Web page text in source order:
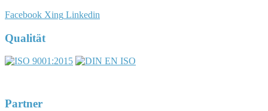
Facebook Xing Linkedin
Qualität
Partner